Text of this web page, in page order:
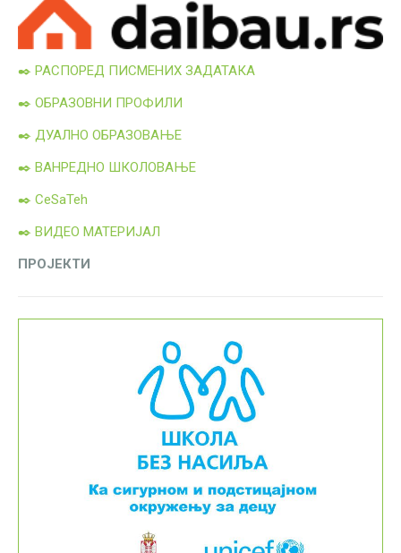
✒️ РАСПОРЕД ПИСМЕНИХ ЗАДАТАКА
✒️ ОБРАЗОВНИ ПРОФИЛИ
✒️ ДУАЛНО ОБРАЗОВАЊЕ
✒️ ВАНРЕДНО ШКОЛОВАЊЕ
✒️ CeSaTeh
✒️ ВИДЕО МАТЕРИЈАЛ
ПРОЈЕКТИ